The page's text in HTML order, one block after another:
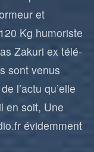
et
Kg humoriste
Zakuri ex télé-
sont venus
l’actu qu’elle
en soit, Une
évidemment